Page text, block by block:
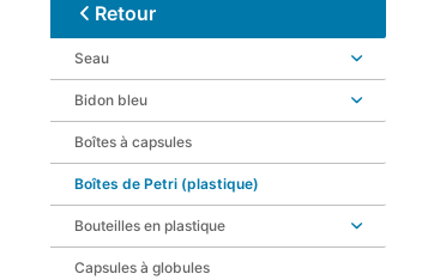
Retour
Seau
Bidon bleu
Boîtes à capsules
Boîtes de Petri (plastique)
Bouteilles en plastique
Capsules à globules